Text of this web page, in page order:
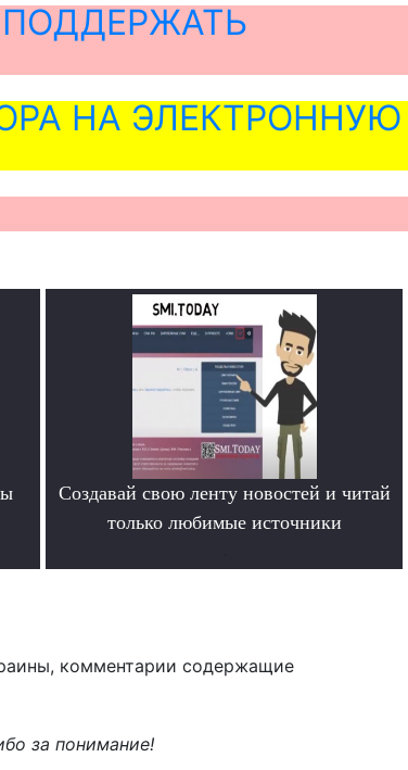
НА ЭЛЕКТРОННУЮ
Создавай свою ленту новостей и читай
только любимые источники
комментарии содержащие
за понимание!